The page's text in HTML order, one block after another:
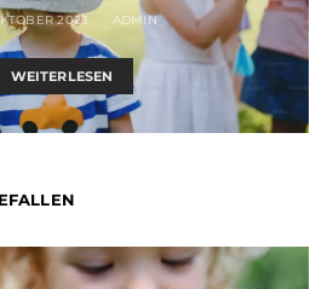
2023 ADMIN
WEITERLESEN